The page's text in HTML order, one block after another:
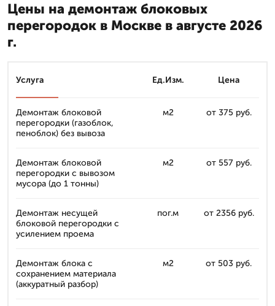
Цены на демонтаж блоковых
перегородок в Москве в августе 2026
г.
Услуга Ед.Изм. Цена
Демонтаж блоковой
перегородки (газоблок,
пеноблок) без вывоза
м2 от 375 руб.
Демонтаж блоковой
перегородки с вывозом
мусора (до 1 тонны)
м2 от 557 руб.
Демонтаж несущей
блоковой перегородки с
усилением проема
пог.м от 2356 руб.
Демонтаж блока с
сохранением материала
(аккуратный разбор)
м2 от 503 руб.